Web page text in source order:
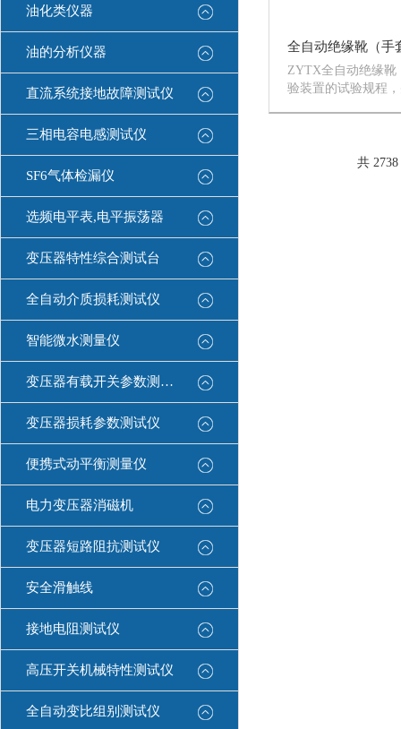
油化类仪器
油的分析仪器
直流系统接地故障测试仪
三相电容电感测试仪
SF6气体检漏仪
选频电平表,电平振荡器
变压器特性综合测试台
全自动介质损耗测试仪
智能微水测量仪
变压器有载开关参数测试仪
变压器损耗参数测试仪
便携式动平衡测量仪
电力变压器消磁机
变压器短路阻抗测试仪
安全滑触线
接地电阻测试仪
高压开关机械特性测试仪
全自动变比组别测试仪
ZYTX全自动绝缘靴
验装置的试验规程
自动打印试验数据
共